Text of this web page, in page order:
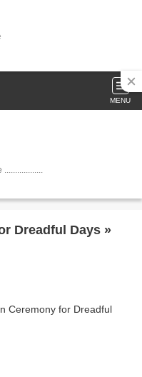
MENU
Dreadful Days »